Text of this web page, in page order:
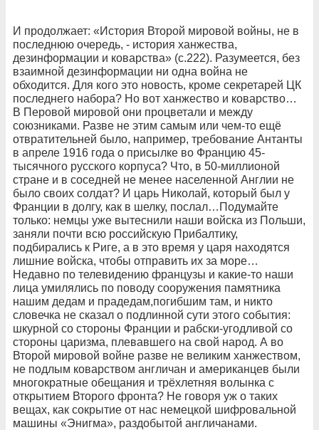
И продолжает: «История Второй мировой войны, не в
последнюю очередь, - история ханжества,
дезинформации и коварства» (с.222). Разумеется, без
взаимной дезинформации ни одна война не
обходится. Для кого это новость, кроме секретарей ЦК
последнего набора? Но вот ханжество и коварство…
В Перовой мировой они процветали и между
союзниками. Разве не этим самым или чем-то ещё
отвратительней было, например, требование Антанты
в апреле 1916 года о присылке во Францию 45-
тысячного русского корпуса? Что, в 50-миллионой
стране и в соседней не менее населенной Англии не
было своих солдат? И царь Николай, который был у
Франции в долгу, как в шелку, послал…Подумайте
только: немцы уже вытеснили наши войска из Польши,
заняли почти всю российскую Прибалтику,
подбирались к Риге, а в это время у царя находятся
лишние войска, чтобы отправить их за море…
Недавно по телевидению французы и какие-то наши
лица умилялись по поводу сооружения памятника
нашим дедам и прадедам,погибшим там, и никто
словечка не сказал о подлинной сути этого события:
шкурной со стороны Франции и рабски-угодливой со
стороны царизма, плевавшего на свой народ. А во
Второй мировой войне разве не великим ханжеством,
не подлым коварством англичан и американцев были
многократные обещания и трёхлетняя волынка с
открытием Второго фронта? Не говоря уж о таких
вещах, как сокрытие от нас немецкой шифровальной
машины «Энигма», раздобытой англичанами.